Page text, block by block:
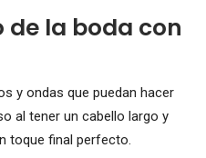
de la boda con
y ondas que puedan hacer
al tener un cabello largo y
toque final perfecto.